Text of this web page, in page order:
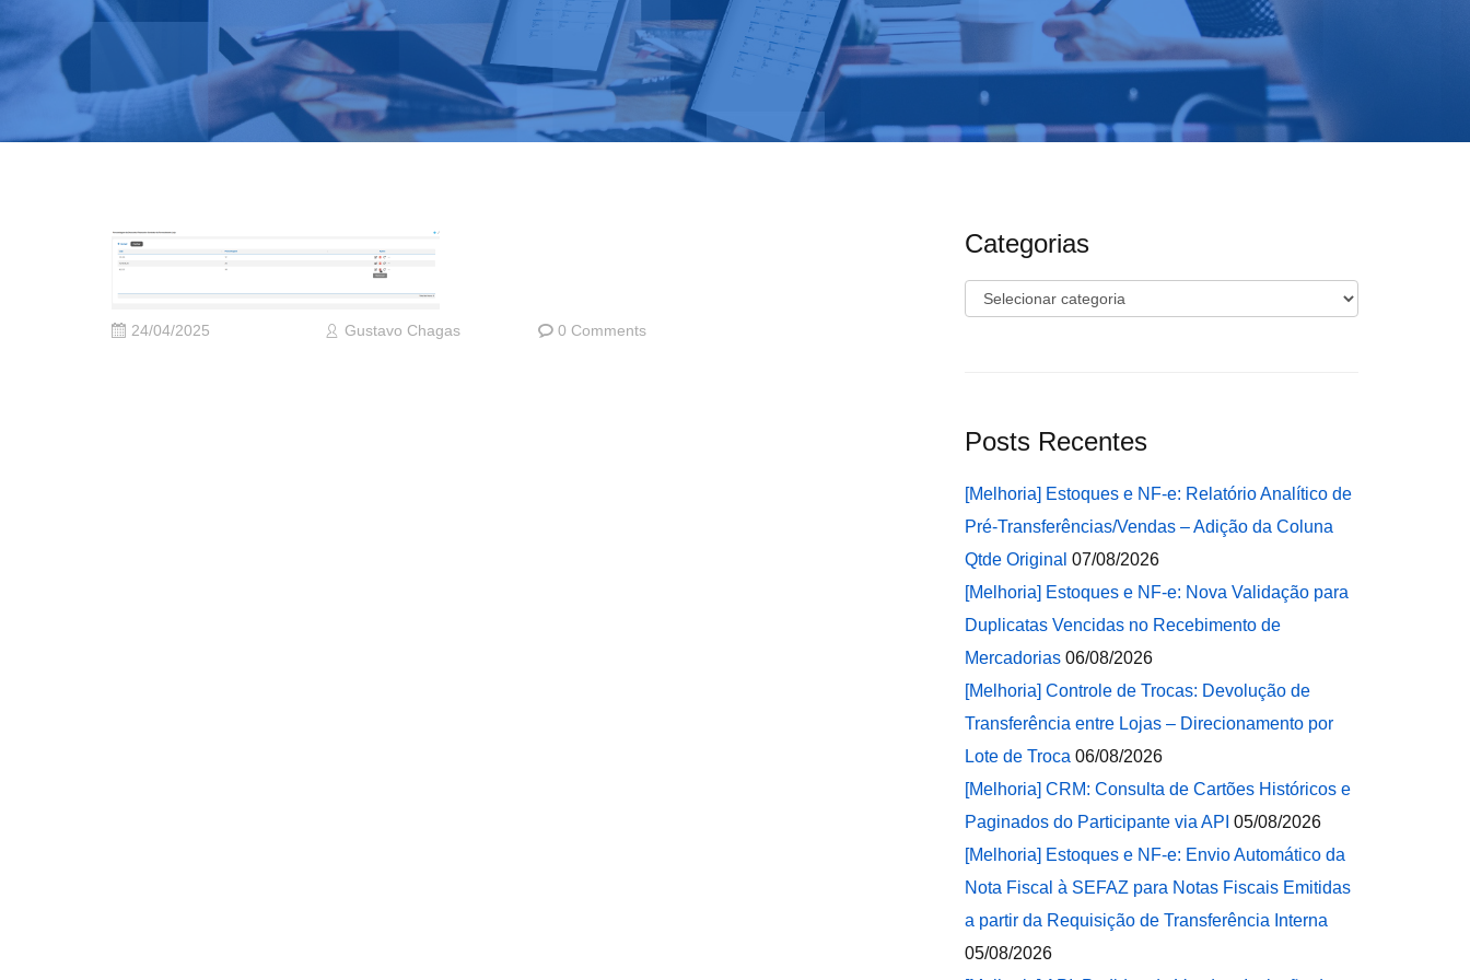
24/04/2025 Gustavo Chagas 0 Comments
Categorias
Categorias
Posts Recentes
[Melhoria] Estoques e NF-e: Relatório Analítico de
Pré-Transferências/Vendas – Adição da Coluna
Qtde Original 07/08/2026
[Melhoria] Estoques e NF-e: Nova Validação para
Duplicatas Vencidas no Recebimento de
Mercadorias 06/08/2026
[Melhoria] Controle de Trocas: Devolução de
Transferência entre Lojas – Direcionamento por
Lote de Troca 06/08/2026
[Melhoria] CRM: Consulta de Cartões Históricos e
Paginados do Participante via API 05/08/2026
[Melhoria] Estoques e NF-e: Envio Automático da
Nota Fiscal à SEFAZ para Notas Fiscais Emitidas
a partir da Requisição de Transferência Interna
05/08/2026